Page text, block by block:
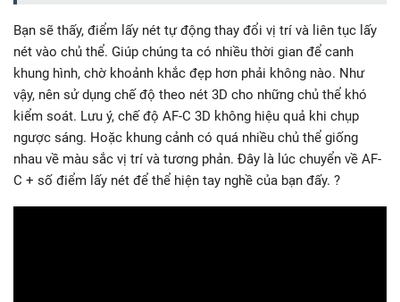
Bạn sẽ thấy, điểm lấy nét tự động thay đổi vị trí và liên tục lấy
nét vào chủ thể. Giúp chúng ta có nhiều thời gian để canh
khung hình, chờ khoảnh khắc đẹp hơn phải không nào. Như
vậy, nên sử dụng chế độ theo nét 3D cho những chủ thể khó
kiểm soát. Lưu ý, chế độ AF-C 3D không hiệu quả khi chụp
ngược sáng. Hoặc khung cảnh có quá nhiều chủ thể giống
nhau về màu sắc vị trí và tương phản. Đây là lúc chuyển về AF-
C + số điểm lấy nét để thể hiện tay nghề của bạn đấy. ?